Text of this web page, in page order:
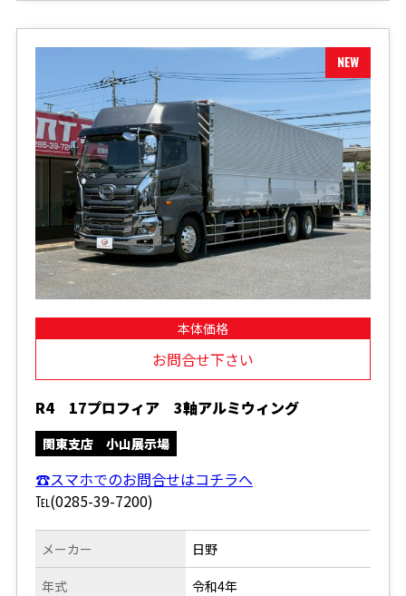
本体価格
お問合せ下さい
R4 17プロフィア 3軸アルミウィング
関東支店 小山展示場
☎スマホでのお問合せはコチラへ
℡(0285-39-7200)
メーカー
年式
日野
令和4年